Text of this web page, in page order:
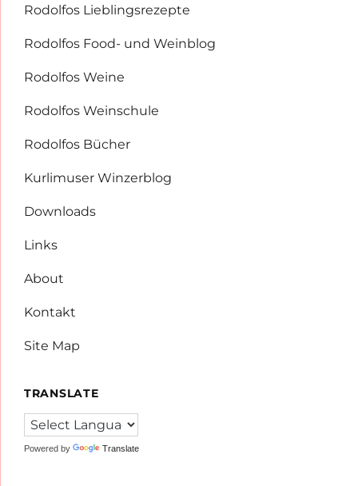
Rodolfos Lieblingsrezepte
Rodolfos Food- und Weinblog
Rodolfos Weine
Rodolfos Weinschule
Rodolfos Bücher
Kurlimuser Winzerblog
Downloads
Links
About
Kontakt
Site Map
TRANSLATE
Powered by Translate